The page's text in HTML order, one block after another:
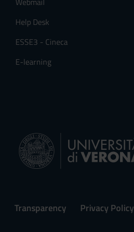
Help Desk
ESSE3 - Cineca
E-learning
Transparency Privacy Policy